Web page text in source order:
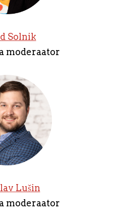
Solnik
moderaator
Lušin
moderaator